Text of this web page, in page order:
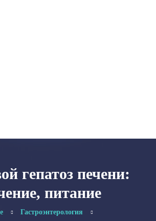
гепатоз печени:
питание
Гастроэнтерология